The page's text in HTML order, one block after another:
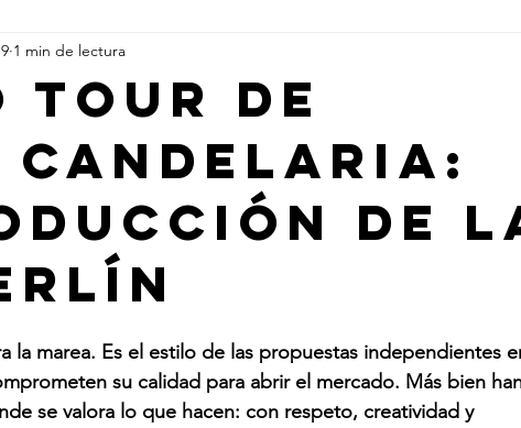
Colombia
de
de
1 min de lectura
la marea. Es el estilo de las propuestas independientes
su calidad para abrir el mercado. Más bien
se valora lo que hacen: con respeto, creatividad y